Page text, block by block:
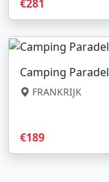
€281
Camping
FRANKRIJK
€189